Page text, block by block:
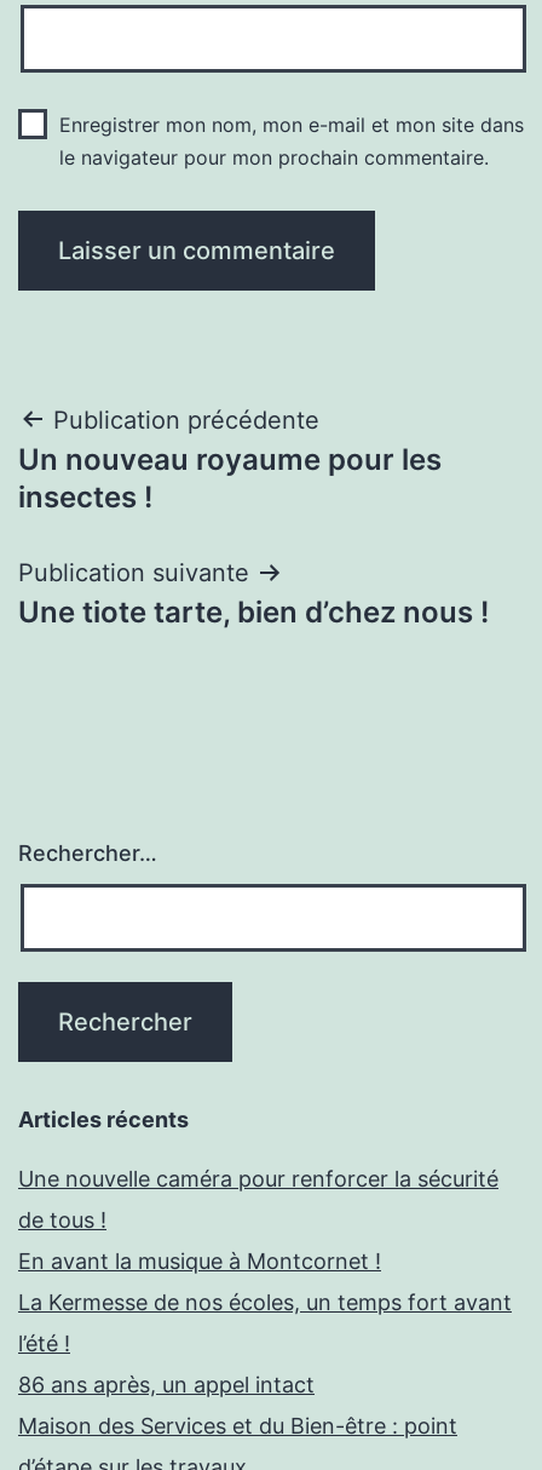
Enregistrer mon nom, mon e-mail et mon site dans
le navigateur pour mon prochain commentaire.
Navigation
de
Publication précédente
Un nouveau royaume pour les
insectes !
Publication suivante
Une tiote tarte, bien d’chez nous !
Rechercher…
Articles récents
Une nouvelle caméra pour renforcer la sécurité
de tous !
En avant la musique à Montcornet !
La Kermesse de nos écoles, un temps fort avant
l’été !
86 ans après, un appel intact
Maison des Services et du Bien-être : point